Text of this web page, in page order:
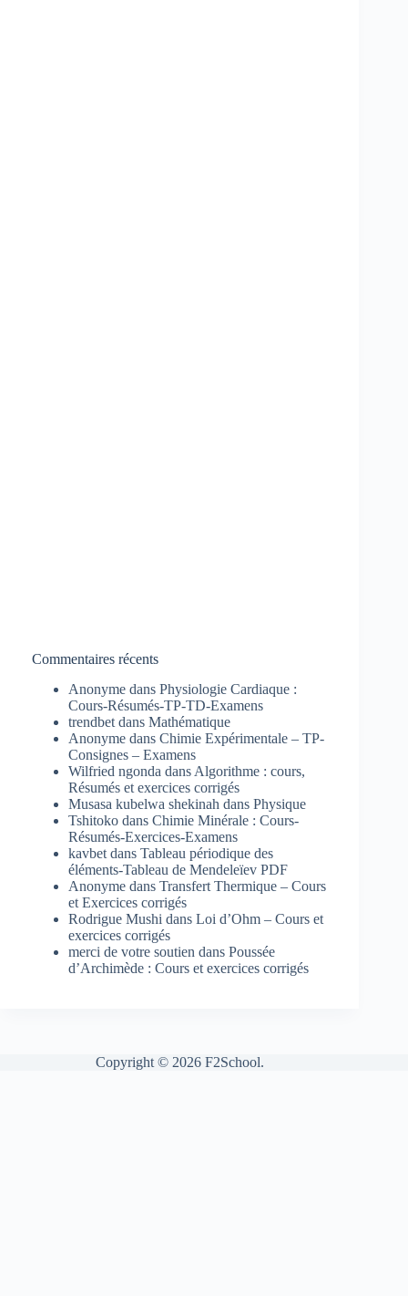
Commentaires récents
Anonyme dans Physiologie Cardiaque :
Cours-Résumés-TP-TD-Examens
trendbet dans Mathématique
Anonyme dans Chimie Expérimentale – TP-
Consignes – Examens
Wilfried ngonda dans Algorithme : cours,
Résumés et exercices corrigés
Musasa kubelwa shekinah dans Physique
Tshitoko dans Chimie Minérale : Cours-
Résumés-Exercices-Examens
kavbet dans Tableau périodique des
éléments-Tableau de Mendeleïev PDF
Anonyme dans Transfert Thermique – Cours
et Exercices corrigés
Rodrigue Mushi dans Loi d’Ohm – Cours et
exercices corrigés
merci de votre soutien dans Poussée
d’Archimède : Cours et exercices corrigés
Copyright © 2026 F2School.